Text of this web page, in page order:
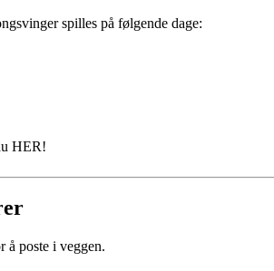
spilles på følgende dage:
HER!
å poste i veggen.